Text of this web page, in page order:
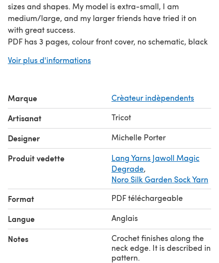
sizes and shapes. My model is extra-small, I am
medium/large, and my larger friends have tried it on
with great success.
PDF has 3 pages, colour front cover, no schematic, black
photo of garment laying flat. Skill level: intermediate
22 sts and 30 rows = 10 cm / 4 ins over 1X1 rib with
smaller needles, measured flat
Voir plus d'informations
Marque Crèateur indèpendents
Artisanat Tricot
Designer Michelle Porter
Produit vedette
Lang Yarns Jawoll Magic
Degrade,
Noro Silk Garden Sock Yarn
Format PDF téléchargeable
Langue Anglais
Notes
Crochet finishes along the
neck edge. It is described in
pattern.